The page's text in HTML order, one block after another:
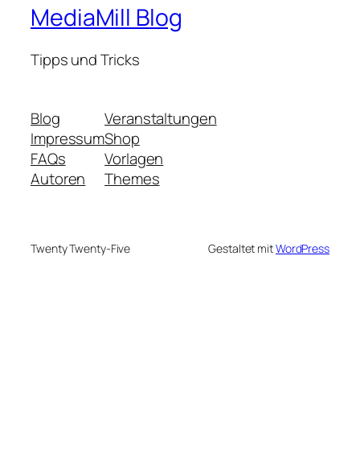
MediaMill Blog
Tipps und Tricks
Blog
Impressum
FAQs
Autoren
Veranstaltungen
Shop
Vorlagen
Themes
Twenty Twenty-Five Gestaltet mitWordPress